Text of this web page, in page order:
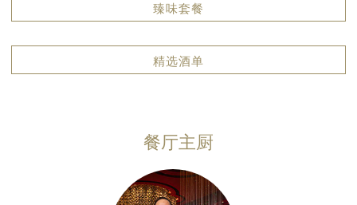
臻味套餐
精选酒单
餐厅主厨